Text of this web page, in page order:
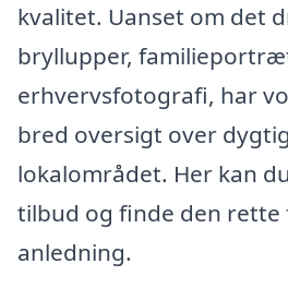
kvalitet. Uanset om det
bryllupper,
erhvervsfotografi, har
bred oversigt over
lokalområdet. Her kan
tilbud og finde den
anledning.